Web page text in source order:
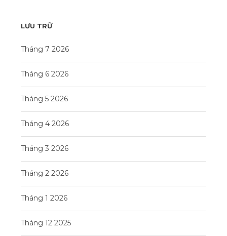
LƯU TRỮ
Tháng 7 2026
Tháng 6 2026
Tháng 5 2026
Tháng 4 2026
Tháng 3 2026
Tháng 2 2026
Tháng 1 2026
Tháng 12 2025